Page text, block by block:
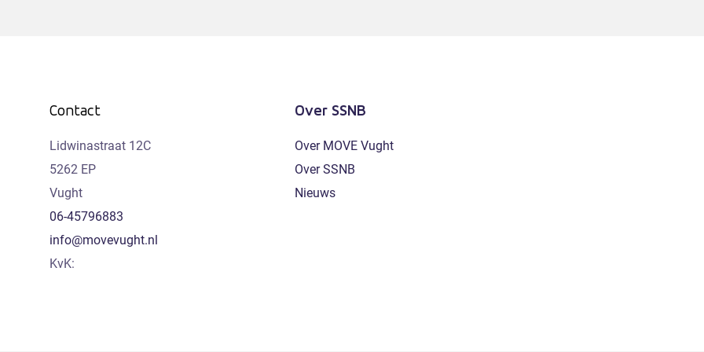
Contact
Lidwinastraat 12C
5262 EP
Vught
06-45796883
info@movevught.nl
KvK:
Over SSNB
Over MOVE Vught
Over SSNB
Nieuws